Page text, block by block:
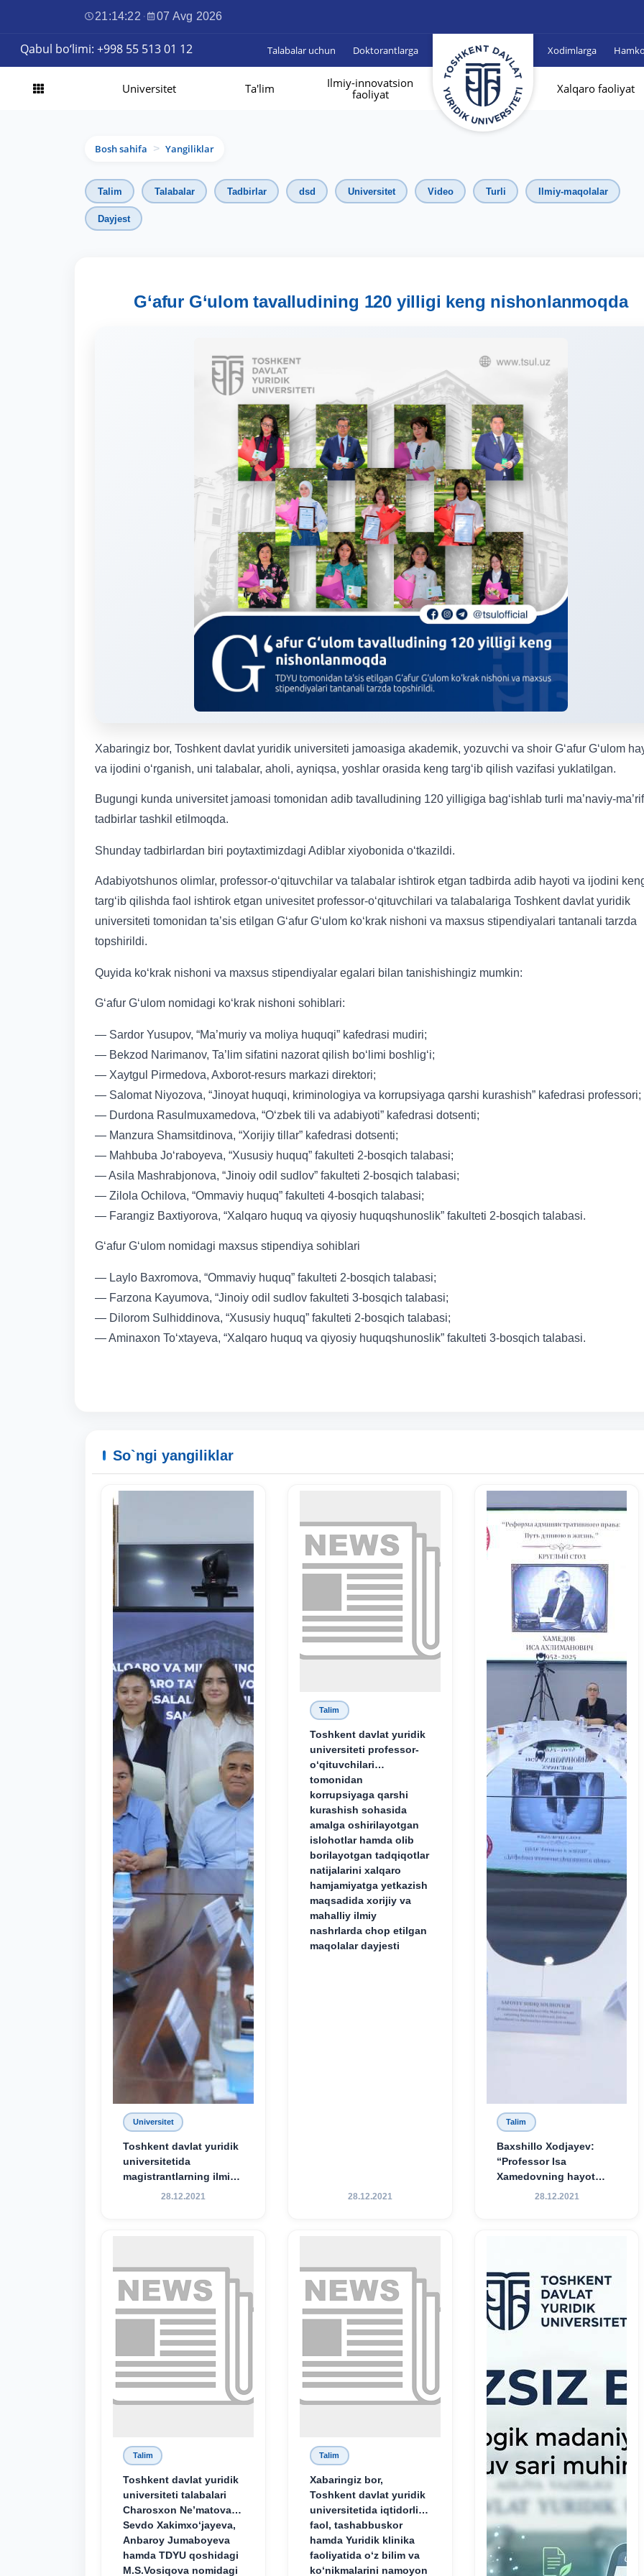
21:14:23 · 07 Avg 2026
Qabul bo‘limi: +998 55 513 01 12 Talabalar uchun Doktorantlarga Xodimlarga
Universitet Ta'lim
Ilmiy-innovatsion
faoliyat
Xalqaro faoliyat
Bosh sahifa > Yangiliklar
Talim Talabalar Tadbirlar dsd Universitet Video Turli Ilmiy-maqolalar
Dayjest
G‘afur G‘ulom tavalludining 120 yilligi keng nishonlanmoqda
Xabaringiz bor, Toshkent davlat yuridik universiteti jamoasiga akademik, yozuvchi va shoir G‘afur G‘ulom
va ijodini o‘rganish, uni talabalar, aholi, ayniqsa, yoshlar orasida keng targ‘ib qilish vazifasi yuklatilgan.
Bugungi kunda universitet jamoasi tomonidan adib tavalludining 120 yilligiga bag‘ishlab turli ma’naviy-
tadbirlar tashkil etilmoqda.
Shunday tadbirlardan biri poytaxtimizdagi Adiblar xiyobonida o‘tkazildi.
Adabiyotshunos olimlar, professor-o‘qituvchilar va talabalar ishtirok etgan tadbirda adib hayoti va ijodini
targ‘ib qilishda faol ishtirok etgan univesitet professor-o‘qituvchilari va talabalariga Toshkent davlat yuridik
universiteti tomonidan ta’sis etilgan G‘afur G‘ulom ko‘krak nishoni va maxsus stipendiyalari tantanali tarzda
topshirildi.
Quyida ko‘krak nishoni va maxsus stipendiyalar egalari bilan tanishishingiz mumkin:
G‘afur G‘ulom nomidagi ko‘krak nishoni sohiblari:
— Sardor Yusupov, “Ma’muriy va moliya huquqi” kafedrasi mudiri;
— Bekzod Narimanov, Ta’lim sifatini nazorat qilish bo‘limi boshlig‘i;
— Xaytgul Pirmedova, Axborot-resurs markazi direktori;
— Salomat Niyozova, “Jinoyat huquqi, kriminologiya va korrupsiyaga qarshi kurashish” kafedrasi professori;
— Durdona Rasulmuxamedova, “O‘zbek tili va adabiyoti” kafedrasi dotsenti;
— Manzura Shamsitdinova, “Xorijiy tillar” kafedrasi dotsenti;
— Mahbuba Jo‘raboyeva, “Xususiy huquq” fakulteti 2-bosqich talabasi;
— Asila Mashrabjonova, “Jinoiy odil sudlov” fakulteti 2-bosqich talabasi;
— Zilola Ochilova, “Ommaviy huquq” fakulteti 4-bosqich talabasi;
— Farangiz Baxtiyorova, “Xalqaro huquq va qiyosiy huquqshunoslik” fakulteti 2-bosqich talabasi.
G‘afur G‘ulom nomidagi maxsus stipendiya sohiblari
— Laylo Baxromova, “Ommaviy huquq” fakulteti 2-bosqich talabasi;
— Farzona Kayumova, “Jinoiy odil sudlov fakulteti 3-bosqich talabasi;
— Dilorom Sulhiddinova, “Xususiy huquq” fakulteti 2-bosqich talabasi;
— Aminaxon To‘xtayeva, “Xalqaro huquq va qiyosiy huquqshunoslik” fakulteti 3-bosqich talabasi.
So`ngi yangiliklar
Universitet
Toshkent davlat yuridik
universitetida
magistrantlarning ilmiy-
amaliy konferensiyasi
28.12.2021
Talim
Toshkent davlat yuridik
universiteti professor-
o‘qituvchilari
tomonidan
korrupsiyaga qarshi
kurashish sohasida
amalga oshirilayotgan
islohotlar hamda olib
borilayotgan tadqiqotlar
natijalarini xalqaro
hamjamiyatga yetkazish
maqsadida xorijiy va
mahalliy ilmiy
nashrlarda chop etilgan
maqolalar dayjesti
28.12.2021
Talim
Baxshillo Xodjayev:
“Professor Isa
Xamedovning hayot
yo‘li — ilm-fanga,
28.12.2021
Talim
Toshkent davlat yuridik
universiteti talabalari
Charosxon Ne’matova,
Sevdo Xakimxo‘jayeva,
Anbaroy Jumaboyeva
hamda TDYU qoshidagi
M.S.Vosiqova nomidagi
Talim
Xabaringiz bor,
Toshkent davlat yuridik
universitetida iqtidorli,
faol, tashabbuskor
hamda Yuridik klinika
faoliyatida o‘z bilim va
ko‘nikmalarini namoyon